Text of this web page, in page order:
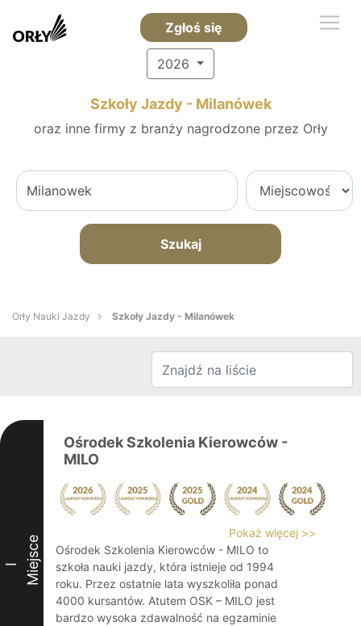
Zgłoś się
2026
Szkoły Jazdy - Milanówek
oraz inne firmy z branży nagrodzone przez Orły
Szukaj
Orły Nauki Jazdy Szkoły Jazdy - Milanówek
I Miejsce
Ośrodek Szkolenia Kierowców -
MILO
Pokaż więcej >>
Ośrodek Szkolenia Kierowców - MILO to
szkoła nauki jazdy, która istnieje od 1994
roku. Przez ostatnie lata wyszkoliła ponad
4000 kursantów. Atutem OSK – MILO jest
bardzo wysoka zdawalność na egzaminie